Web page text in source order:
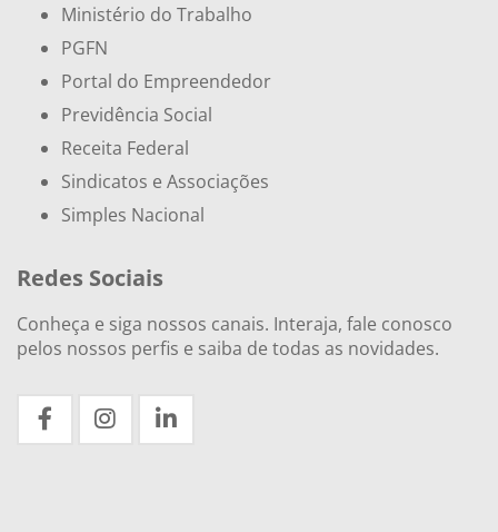
Ministério do Trabalho
PGFN
Portal do Empreendedor
Previdência Social
Receita Federal
Sindicatos e Associações
Simples Nacional
Redes Sociais
Conheça e siga nossos canais. Interaja, fale conosco
pelos nossos perfis e saiba de todas as novidades.